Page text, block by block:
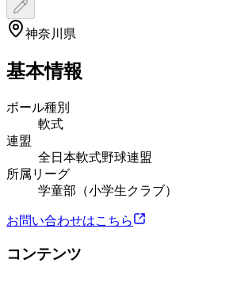
神奈川県
基本情報
ボール種別
軟式
連盟
全日本軟式野球連盟
所属リーグ
学童部（小学生クラブ）
お問い合わせはこちら
コンテンツ